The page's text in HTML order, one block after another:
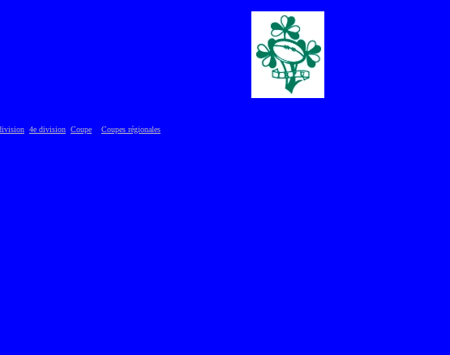
4e division Coupe Coupes régionales